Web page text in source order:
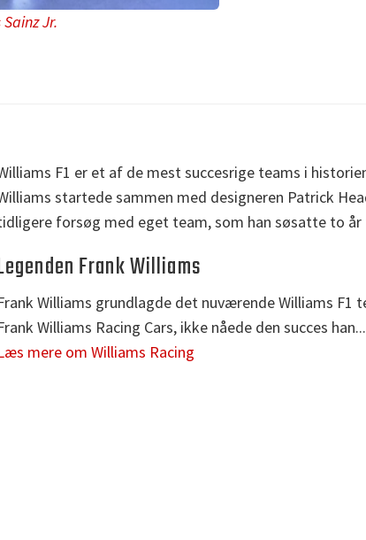
Jr.
F1 er et af de mest succesrige teams i
startede sammen med designeren Patrick
forsøg med eget team, som han søsatte to år
Frank Williams
Williams grundlagde det nuværende Williams
Williams Racing Cars, ikke nåede den succes han...
mere om Williams Racing